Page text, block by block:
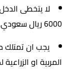
لا يتخطى
6000 ريال سعودي.
يجب ان تمتلك
المربية او